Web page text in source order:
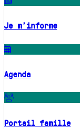
Je m'informe
Agenda
Portail famille